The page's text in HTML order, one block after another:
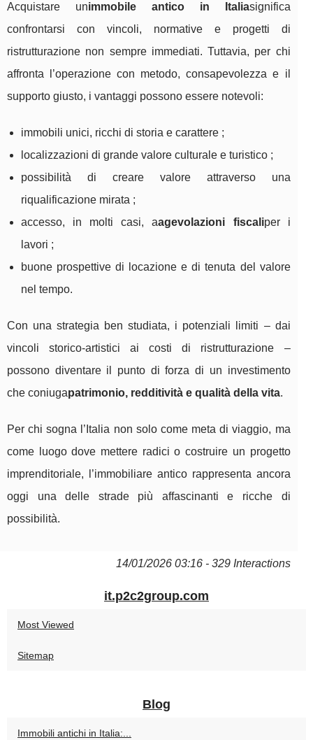
Acquistare unimmobile antico in Italiasignifica
confrontarsi con vincoli, normative e progetti di
ristrutturazione non sempre immediati. Tuttavia, per chi
affronta l’operazione con metodo, consapevolezza e il
supporto giusto, i vantaggi possono essere notevoli:
immobili unici, ricchi di storia e carattere ;
localizzazioni di grande valore culturale e turistico ;
possibilità di creare valore attraverso una
riqualificazione mirata ;
accesso, in molti casi, aagevolazioni fiscaliper i
lavori ;
buone prospettive di locazione e di tenuta del valore
nel tempo.
Con una strategia ben studiata, i potenziali limiti – dai
vincoli storico-artistici ai costi di ristrutturazione –
possono diventare il punto di forza di un investimento
che coniugapatrimonio, redditività e qualità della vita.
Per chi sogna l’Italia non solo come meta di viaggio, ma
come luogo dove mettere radici o costruire un progetto
imprenditoriale, l’immobiliare antico rappresenta ancora
oggi una delle strade più affascinanti e ricche di
possibilità.
14/01/2026 03:16 - 329 Interactions
it.p2c2group.com
Most Viewed
Sitemap
Blog
Immobili antichi in Italia:...